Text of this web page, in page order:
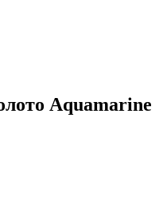
Aquamarine